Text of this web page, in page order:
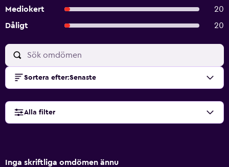
Mediokert
20
Dåligt
20
Sortera efter:Senaste
Alla filter
Inga skriftliga omdömen ännu